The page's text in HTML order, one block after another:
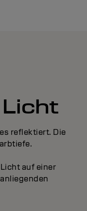
reflektiert. Die
auf einer